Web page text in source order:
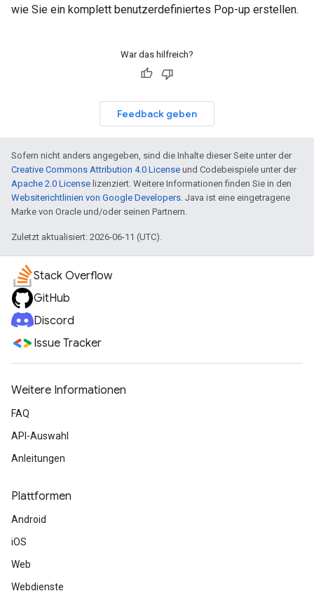
wie Sie ein komplett benutzerdefiniertes Pop-up erstellen.
War das hilfreich?
Feedback geben
Sofern nicht anders angegeben, sind die Inhalte dieser Seite unter der
Creative Commons Attribution 4.0 License und Codebeispiele unter der
Apache 2.0 License lizenziert. Weitere Informationen finden Sie in den
Websiterichtlinien von Google Developers. Java ist eine eingetragene
Marke von Oracle und/oder seinen Partnern.
Zuletzt aktualisiert: 2026-06-11 (UTC).
Stack Overflow
GitHub
Discord
Issue Tracker
Weitere Informationen
FAQ
API-Auswahl
Anleitungen
Plattformen
Android
iOS
Web
Webdienste